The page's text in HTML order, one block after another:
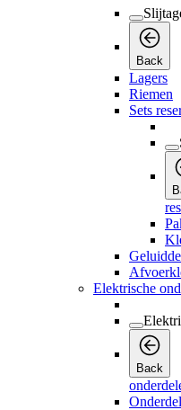
Back
Lagers
Riemen
Sets
Elektrische
Back